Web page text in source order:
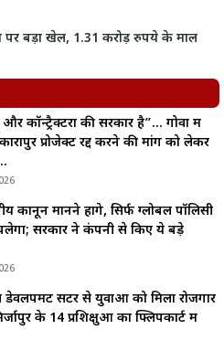
पर बड़ा खेल, 1.31 करोड़ रुपये के माल
और कॉन्ट्रैक्टरों की सरकार है”… गोवा में
प्रोजेक्ट रद्द करने की मांग को लेकर
कानून मानने होंगे, सिर्फ ग्लोबल पॉलिसी
सरकार ने कंपनी से किए ये बड़े
डेवलपमेंट सेंटर से युवाओं को मिला रोजगार
के 14 प्रशिक्षुओं का फ्लिपकार्ट में